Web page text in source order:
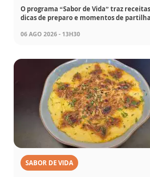
O programa “Sabor de Vida” traz
dicas de preparo e momentos de
06 AGO 2026 - 13H30
SABOR DE VIDA